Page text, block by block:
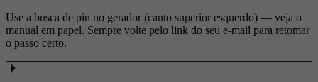
Use a busca de pin no gerador (canto superior esquerdo) — veja o
manual em papel. Sempre volte pelo link do seu e-mail para retomar
o passo certo.